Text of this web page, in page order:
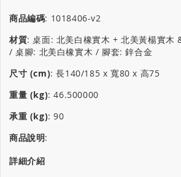
商品編碼: 1018406-v2
材質:桌面: 北美白橡實木 + 北美黃楊實木
/ 桌腳: 北美白橡實木 / 腳套: 鋅合金
尺寸 (cm):長140/185 x 寬80 x 高75
重量 (kg):46.500000
承重 (kg):90
商品說明:
詳細介紹